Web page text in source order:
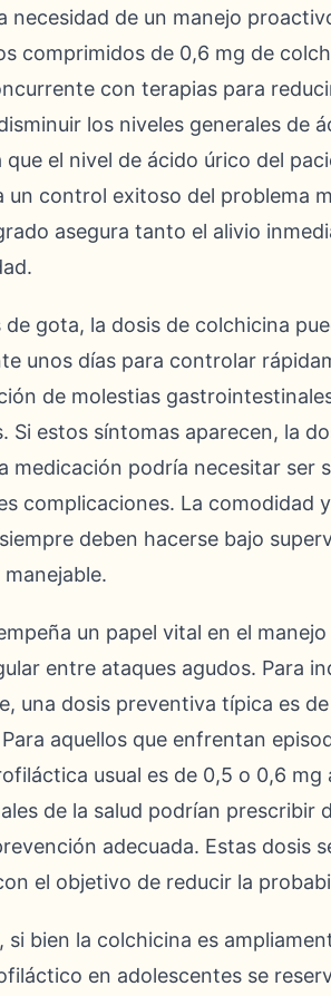
necesidad de un manejo
comprimidos de 0,6 mg de
con terapias para
los niveles generales de
el nivel de ácido úrico del
un control exitoso del problema
asegura tanto el alivio
gota, la dosis de colchicina
unos días para controlar
de molestias
Si estos síntomas aparecen, la
medicación podría necesitar ser
complicaciones. La comodidad
deben hacerse bajo
un papel vital en el
entre ataques agudos. Para
una dosis preventiva típica es
aquellos que enfrentan
usual es de 0,5 o 0,6 mg
de la salud podrían prescribir
adecuada. Estas dosis
el objetivo de reducir la
si bien la colchicina es
en adolescentes se